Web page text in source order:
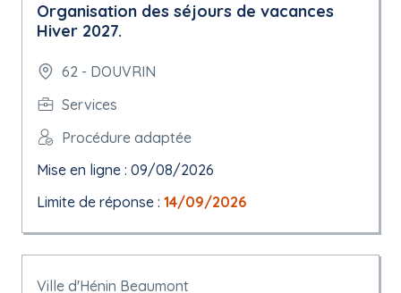
Organisation des séjours de vacances
Hiver 2027.
62 - DOUVRIN
Services
Procédure adaptée
Mise en ligne : 09/08/2026
Limite de réponse : 14/09/2026
Ville d'Hénin Beaumont